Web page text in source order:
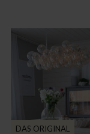
DAS ORIGINAL